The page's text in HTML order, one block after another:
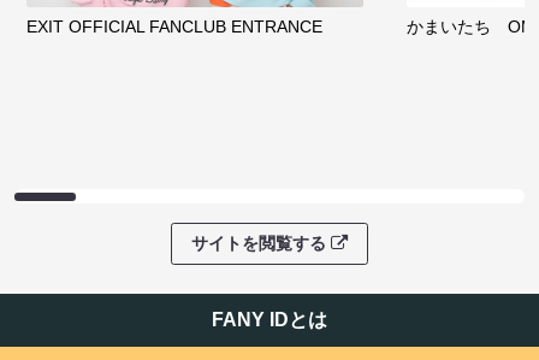
EXIT OFFICIAL FANCLUB ENTRANCE かまいたち
サイトを閲覧する
FANY IDとは